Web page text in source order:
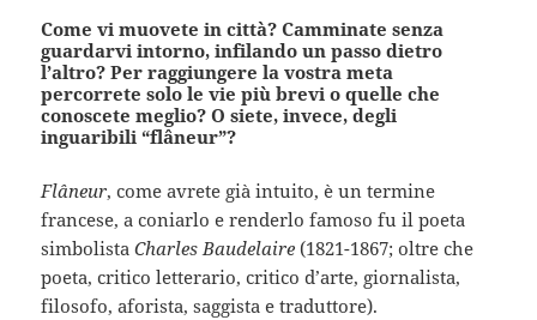
Come vi muovete in città? Camminate senza
guardarvi intorno, infilando un passo dietro
l’altro? Per raggiungere la vostra meta
percorrete solo le vie più brevi o quelle che
conoscete meglio? O siete, invece, degli
inguaribili “flâneur”?
Flâneur, come avrete già intuito, è un termine
francese, a coniarlo e renderlo famoso fu il poeta
simbolistaCharles Baudelaire (1821-1867; oltre che
poeta, critico letterario, critico d’arte, giornalista,
filosofo, aforista, saggista e traduttore).